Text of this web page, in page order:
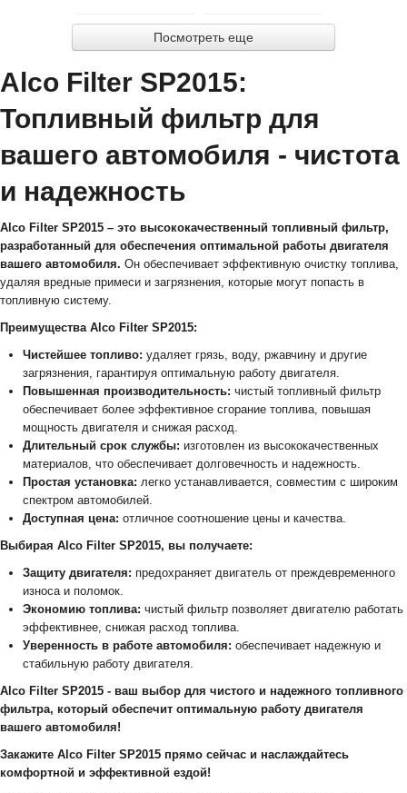
Посмотреть еще
Alco Filter SP2015:
Топливный фильтр для
вашего автомобиля - чистота
и надежность
Alco Filter SP2015 – это высококачественный топливный фильтр,
разработанный для обеспечения оптимальной работы двигателя
вашего автомобиля. Он обеспечивает эффективную очистку топлива,
удаляя вредные примеси и загрязнения, которые могут попасть в
топливную систему.
Преимущества Alco Filter SP2015:
Чистейшее топливо: удаляет грязь, воду, ржавчину и другие
загрязнения, гарантируя оптимальную работу двигателя.
Повышенная производительность: чистый топливный фильтр
обеспечивает более эффективное сгорание топлива, повышая
мощность двигателя и снижая расход.
Длительный срок службы: изготовлен из высококачественных
материалов, что обеспечивает долговечность и надежность.
Простая установка: легко устанавливается, совместим с широким
спектром автомобилей.
Доступная цена: отличное соотношение цены и качества.
Выбирая Alco Filter SP2015, вы получаете:
Защиту двигателя: предохраняет двигатель от преждевременного
износа и поломок.
Экономию топлива: чистый фильтр позволяет двигателю работать
эффективнее, снижая расход топлива.
Уверенность в работе автомобиля: обеспечивает надежную и
стабильную работу двигателя.
Alco Filter SP2015 - ваш выбор для чистого и надежного топливного
фильтра, который обеспечит оптимальную работу двигателя
вашего автомобиля!
Закажите Alco Filter SP2015 прямо сейчас и наслаждайтесь
комфортной и эффективной ездой!